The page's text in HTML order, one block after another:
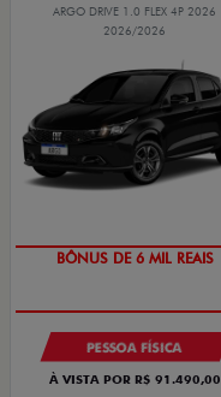
ARGO DRIVE 1.0 FLEX 4P 2026
2026/2026
BÔNUS DE 6 MIL REAIS
PESSOA FÍSICA
À VISTA POR R$ 91.490,00